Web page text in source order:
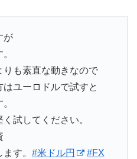
が
も素直な動きなので
ユーロドルで試すと
試してください。
す。 #米ドル円
#FX